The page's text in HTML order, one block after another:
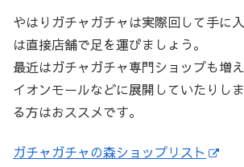
やはりガチャガチャは実際回して手に
は直接店舗で足を運びましょう。
最近はガチャガチャ専門ショップも増え
イオンモールなどに展開していたりし
る方はおススメです。
ガチャガチャの森ショップリスト